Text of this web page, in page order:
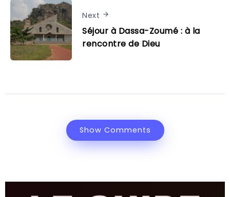
Next
Séjour à Dassa-Zoumé : à la
rencontre de Dieu
Show Comments